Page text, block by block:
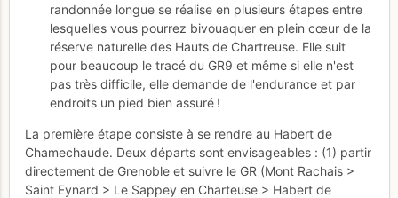
randonnée longue se réalise en plusieurs étapes entre
lesquelles vous pourrez bivouaquer en plein cœur de la
réserve naturelle des Hauts de Chartreuse. Elle suit
pour beaucoup le tracé du GR9 et même si elle n'est
pas très difficile, elle demande de l'endurance et par
endroits un pied bien assuré !
La première étape consiste à se rendre au Habert de
Chamechaude. Deux départs sont envisageables : (1) partir
directement de Grenoble et suivre le GR (Mont Rachais >
Saint Eynard > Le Sappey en Charteuse > Habert de